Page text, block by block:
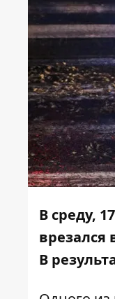
В среду,
врезался
В